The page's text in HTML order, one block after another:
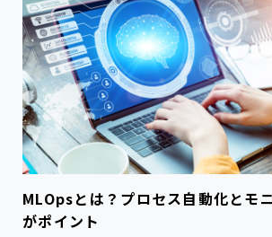
MLOpsとは？プロセス自動化とモ
がポイント